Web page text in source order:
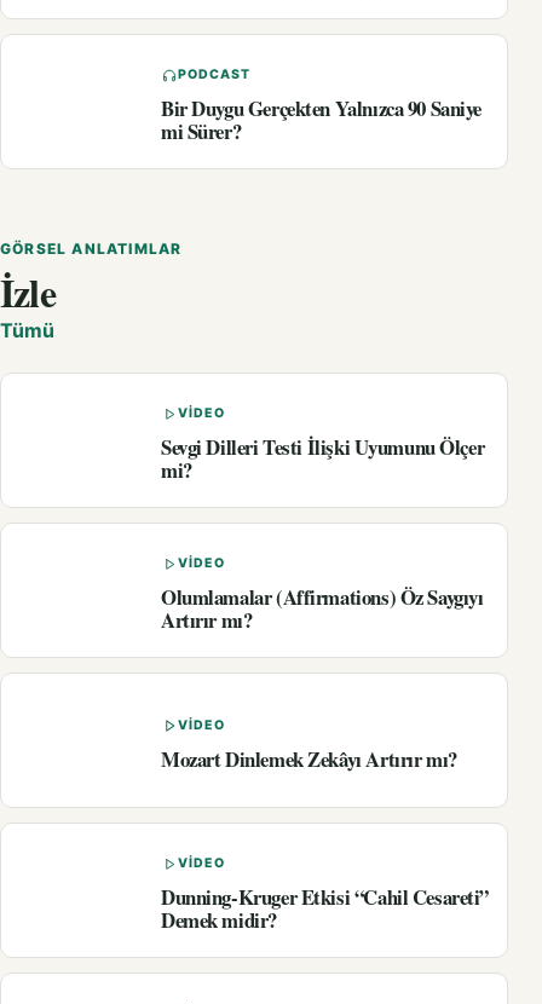
PODCAST
Bir Duygu Gerçekten Yalnızca 90 Saniye
mi Sürer?
GÖRSEL ANLATIMLAR
İzle
Tümü
VIDEO
Sevgi Dilleri Testi İlişki Uyumunu Ölçer
mi?
VIDEO
Olumlamalar (Affirmations) Öz Saygıyı
Artırır mı?
VIDEO
Mozart Dinlemek Zekâyı Artırır mı?
VIDEO
Dunning-Kruger Etkisi “Cahil Cesareti”
Demek midir?